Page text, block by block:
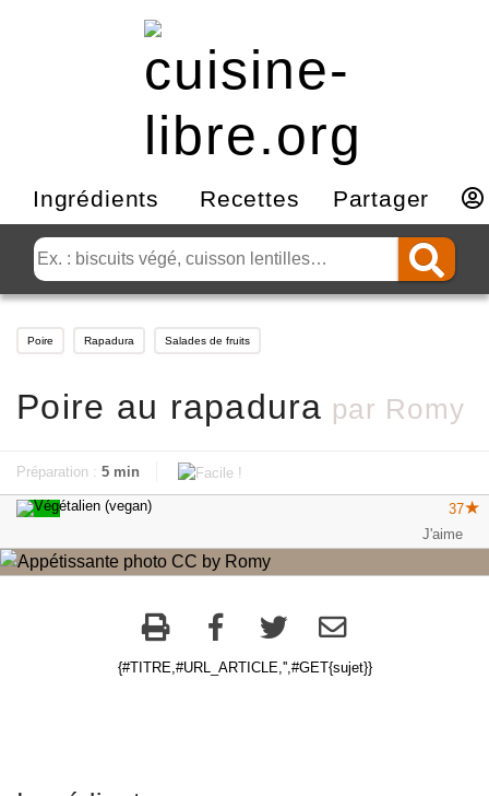
Ingrédients Recettes Partager
Poire Rapadura Salades de fruits
Poire au rapadura par Romy
Préparation : 5 min
37
{#TITRE,#URL_ARTICLE,'',#GET{sujet}}